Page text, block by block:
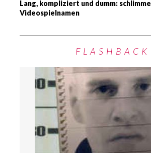
Lang, kompliziert und dumm: schlimme
Videospielnamen
FLASHBACK